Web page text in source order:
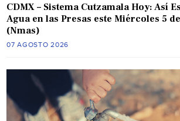
CDMX – Sistema Cutzamala Hoy: Así
Agua en las Presas este Miércoles 5
(Nmas)
07 AGOSTO 2026